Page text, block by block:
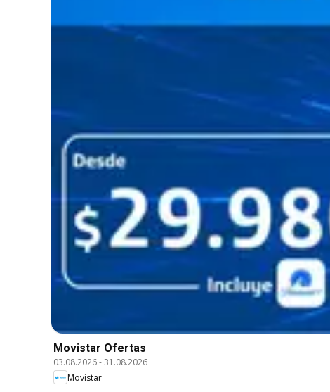
Movistar Ofertas
03.08.2026-31.08.2026
Movistar